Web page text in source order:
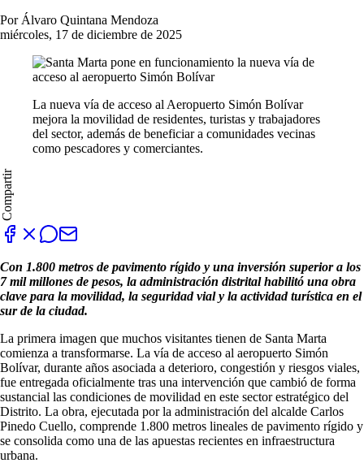
Por Álvaro Quintana Mendoza
miércoles, 17 de diciembre de 2025
La nueva vía de acceso al Aeropuerto Simón Bolívar
mejora la movilidad de residentes, turistas y trabajadores
del sector, además de beneficiar a comunidades vecinas
como pescadores y comerciantes.
Compartir
Con 1.800 metros de pavimento rígido y una inversión superior a los
7 mil millones de pesos, la administración distrital habilitó una obra
clave para la movilidad, la seguridad vial y la actividad turística en el
sur de la ciudad.
La primera imagen que muchos visitantes tienen de Santa Marta
comienza a transformarse. La vía de acceso al aeropuerto Simón
Bolívar, durante años asociada a deterioro, congestión y riesgos viales,
fue entregada oficialmente tras una intervención que cambió de forma
sustancial las condiciones de movilidad en este sector estratégico del
Distrito. La obra, ejecutada por la administración del alcalde Carlos
Pinedo Cuello, comprende 1.800 metros lineales de pavimento rígido y
se consolida como una de las apuestas recientes en infraestructura
urbana.